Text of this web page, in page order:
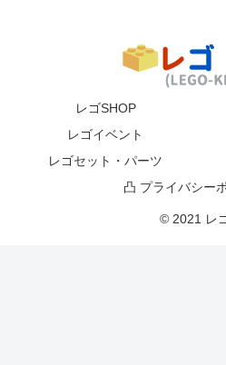
レゴSHOP
レゴイベント
レゴセット・パーツ
凸 プライバシー
© 2021 レ